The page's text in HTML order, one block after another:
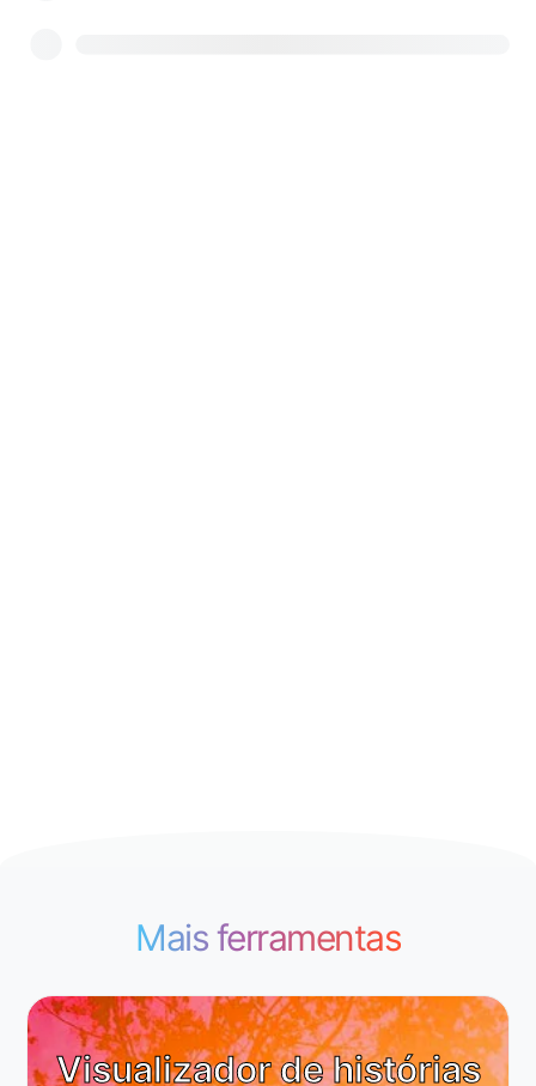
Mais ferramentas
Visualizador de histórias